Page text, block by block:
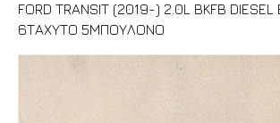
FORD TRANSIT (2019-) 2.0L BKFB DIESEL
6ΤΑΧΥΤΟ 5ΜΠΟΥΛΟΝΟ